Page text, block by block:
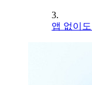
3.
앱 없이